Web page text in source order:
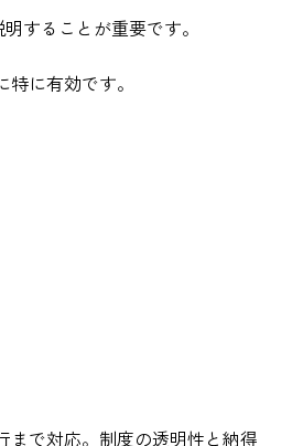
することが重要です。
に有効です。
まで対応。制度の透明性と納得